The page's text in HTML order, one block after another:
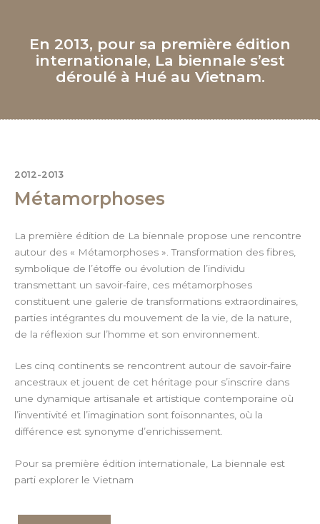
En 2013, pour sa première édition
internationale, La biennale s’est
déroulé à Hué au Vietnam.
2012-2013
Métamorphoses
La première édition de La biennale propose une rencontre
autour des « Métamorphoses ». Transformation des fibres,
symbolique de l’étoffe ou évolution de l’individu
transmettant un savoir-faire, ces métamorphoses
constituent une galerie de transformations extraordinaires,
parties intégrantes du mouvement de la vie, de la nature,
de la réflexion sur l’homme et son environnement.
Les cinq continents se rencontrent autour de savoir-faire
ancestraux et jouent de cet héritage pour s’inscrire dans
une dynamique artisanale et artistique contemporaine où
l’inventivité et l’imagination sont foisonnantes, où la
différence est synonyme d’enrichissement.
Pour sa première édition internationale, La biennale est
parti explorer le Vietnam